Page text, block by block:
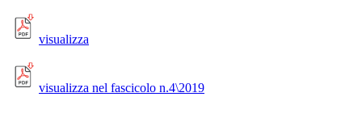
visualizza
visualizza nel fascicolo n.4\2019